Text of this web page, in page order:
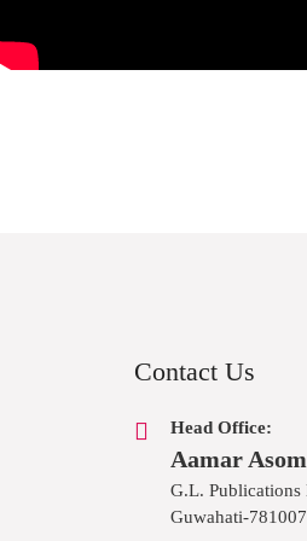
Contact Us
Head Office:
Aamar Asom
G.L. Publications
Guwahati-781007